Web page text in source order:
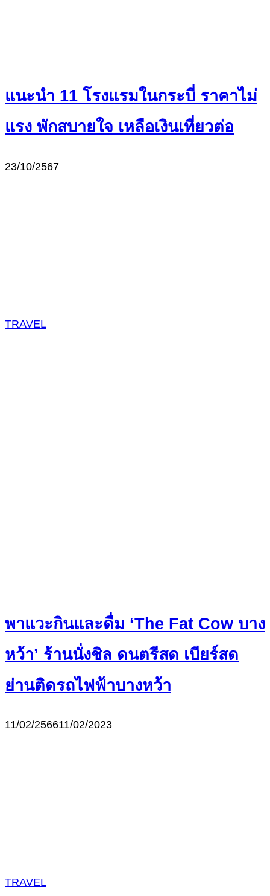
แนะนำ 11 โรงแรมในกระบี่ ราคาไม่
แรง พักสบายใจ เหลือเงินเที่ยวต่อ
23/10/2567
TRAVEL
พาแวะกินและดื่ม ‘The Fat Cow บาง
หว้า’ ร้านนั่งชิล ดนตรีสด เบียร์สด
ย่านติดรถไฟฟ้าบางหว้า
11/02/256611/02/2023
TRAVEL